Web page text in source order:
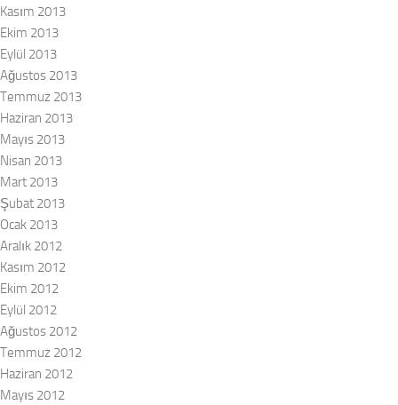
Kasım 2013
Ekim 2013
Eylül 2013
Ağustos 2013
Temmuz 2013
Haziran 2013
Mayıs 2013
Nisan 2013
Mart 2013
Şubat 2013
Ocak 2013
Aralık 2012
Kasım 2012
Ekim 2012
Eylül 2012
Ağustos 2012
Temmuz 2012
Haziran 2012
Mayıs 2012